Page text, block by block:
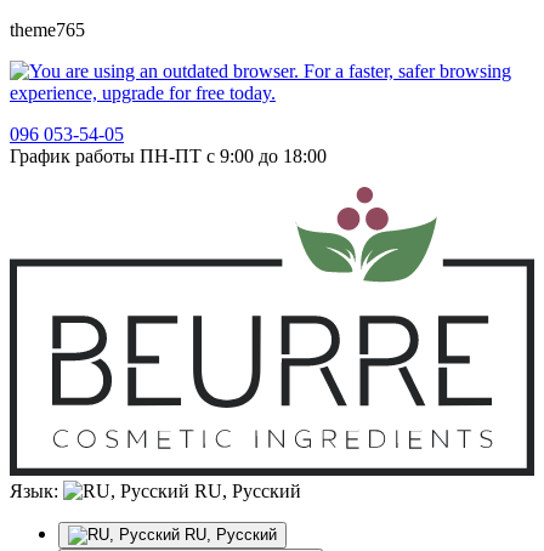
theme765
096 053-54-05
График работы ПН-ПТ с 9:00 до 18:00
Язык: RU, Русский
RU, Русский